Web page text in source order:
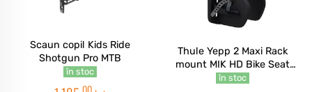
Scaun copil Kids Ride
Shotgun Pro MTB
în stoc
Thule Yepp 2 Maxi Rack
mount MIK HD Bike Seat
Black
în stoc